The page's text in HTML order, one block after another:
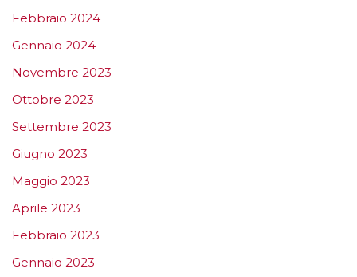
Febbraio 2024
Gennaio 2024
Novembre 2023
Ottobre 2023
Settembre 2023
Giugno 2023
Maggio 2023
Aprile 2023
Febbraio 2023
Gennaio 2023